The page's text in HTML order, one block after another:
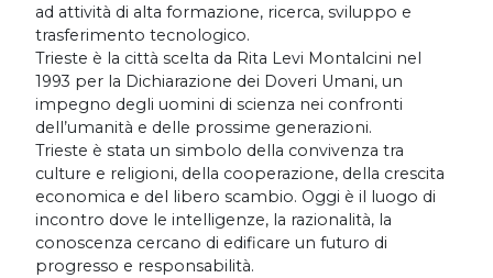
ad attività di alta formazione, ricerca, sviluppo e
trasferimento tecnologico.
Trieste è la città scelta da Rita Levi Montalcini nel
1993 per la Dichiarazione dei Doveri Umani, un
impegno degli uomini di scienza nei confronti
dell’umanità e delle prossime generazioni.
Trieste è stata un simbolo della convivenza tra
culture e religioni, della cooperazione, della crescita
economica e del libero scambio. Oggi è il luogo di
incontro dove le intelligenze, la razionalità, la
conoscenza cercano di edificare un futuro di
progresso e responsabilità.